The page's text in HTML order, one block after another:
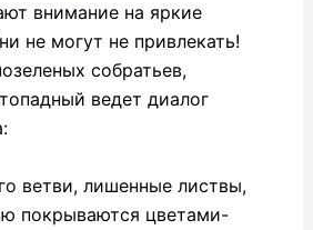
внимание на яркие
не могут не привлекать!
собратьев,
ведет диалог
ветви, лишенные листвы,
покрываются цветами-